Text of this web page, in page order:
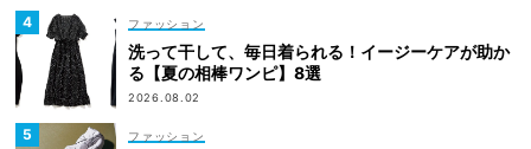
ファッション
洗って干して、毎日着られる！イージーケアが助か
る【夏の相棒ワンピ】8選
2026.08.02
ファッション